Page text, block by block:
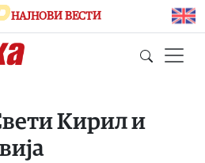
НАЈНОВИ ВЕСТИ
Кирил и